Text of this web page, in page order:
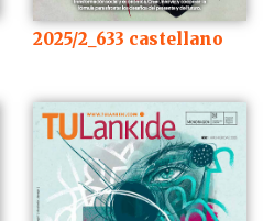
2025/2_633 castellano